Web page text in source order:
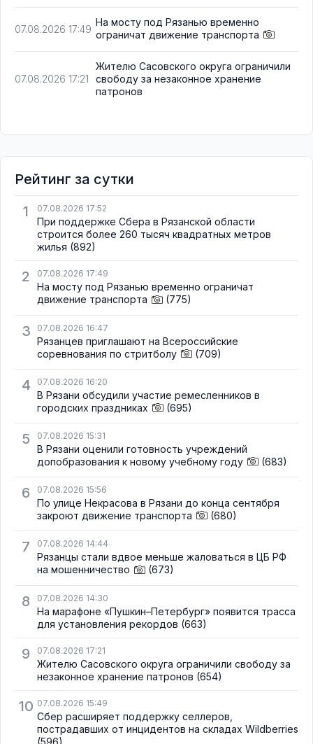
07.08.2026 17:49
На мосту под Рязанью временно
ограничат движение транспорта
07.08.2026 17:21
Жителю Сасовского округа ограничили
свободу за незаконное хранение
патронов
Рейтинг за сутки
1
07.08.2026 17:52
При поддержке Сбера в Рязанской области
строится более 260 тысяч квадратных метров
жилья (892)
2 07.08.2026 17:49
На мосту под Рязанью временно ограничат
движение транспорта
(775)
3 07.08.2026 16:47
Рязанцев приглашают на Всероссийские
соревнования по стритболу
(709)
4 07.08.2026 16:20
В Рязани обсудили участие ремесленников в
городских праздниках
(695)
5 07.08.2026 15:31
В Рязани оценили готовность учреждений
допобразования к новому учебному году
(683)
6 07.08.2026 15:56
По улице Некрасова в Рязани до конца сентября
закроют движение транспорта
(680)
7 07.08.2026 14:44
Рязанцы стали вдвое меньше жаловаться в ЦБ РФ
на мошенничество
(673)
8 07.08.2026 14:30
На марафоне «Пушкин–Петербург» появится трасса
для установления рекордов (663)
9 07.08.2026 17:21
Жителю Сасовского округа ограничили свободу за
незаконное хранение патронов (654)
10 07.08.2026 15:49
Сбер расширяет поддержку селлеров,
пострадавших от инцидентов на складах Wildberries
(596)